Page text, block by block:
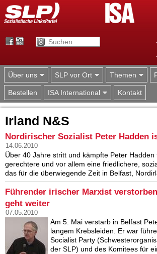
Jump to navigation
Über uns SLP vor Ort Themen
Bestellen ISA International Kontakt
Irland N&S
Nordirischer Sozialist Peter Hadden
14.06.2010
Über 40 Jahre stritt und kämpfte Peter Hadden
gerechtere und vor allem eine friedlichere,
das für die überwiegende Zeit in Belfast,
Führender irischer Marxist
geht weiter
07.05.2010
Am 5. Mai verstarb in Belfast
langem Krebsleiden. Er war
Socialist Party
der SLP) und des Komitees für